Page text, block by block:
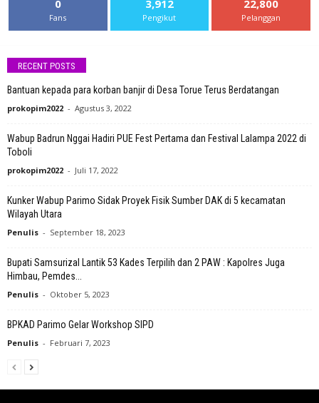
0
Fans
3,912
Pengikut
22,800
Pelanggan
RECENT POSTS
Bantuan kepada para korban banjir di Desa Torue Terus Berdatangan
prokopim2022 - Agustus 3, 2022
Wabup Badrun Nggai Hadiri PUE Fest Pertama dan Festival Lalampa 2022 di
Toboli
prokopim2022 - Juli 17, 2022
Kunker Wabup Parimo Sidak Proyek Fisik Sumber DAK di 5 kecamatan
Wilayah Utara
Penulis - September 18, 2023
Bupati Samsurizal Lantik 53 Kades Terpilih dan 2 PAW : Kapolres Juga
Himbau, Pemdes...
Penulis - Oktober 5, 2023
BPKAD Parimo Gelar Workshop SIPD
Penulis - Februari 7, 2023